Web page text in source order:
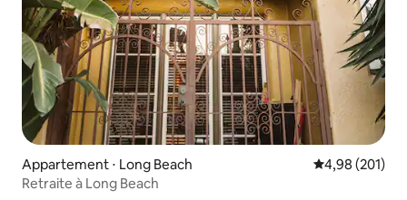
Appartement ⋅ Long Beach Évaluation
4,98 (201)
Retraite à Long Beach